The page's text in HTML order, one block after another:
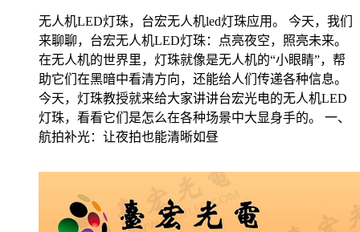
无人机LED灯珠，台宏无人机led灯珠应用。 今天，我们
来聊聊，台宏无人机LED灯珠：点亮夜空，照亮未来。
在无人机的世界里，灯珠就像是无人机的“小眼睛”，帮
助它们在黑暗中看清方向，还能给人们传递各种信息。
今天，灯珠教授就来给大家讲讲台宏光电的无人机LED
灯珠，看看它们是怎么在各种场景中大显身手的。 一、
航拍补光：让夜拍也能清晰如昼